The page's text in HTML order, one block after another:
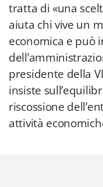
tratta di «una
aiuta chi vive un
economica e può
presidente della
insiste
riscossione
attività